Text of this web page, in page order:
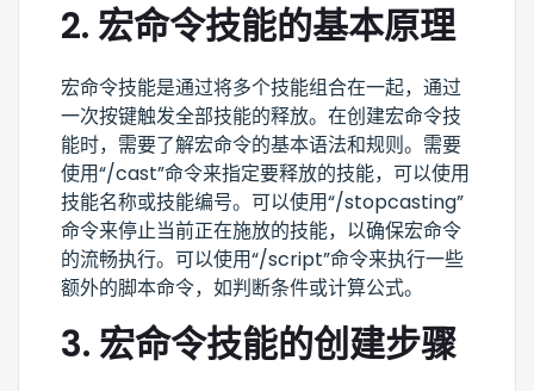
2. 宏命令技能的基本原理
宏命令技能是通过将多个技能组合在一起，通过
一次按键触发全部技能的释放。在创建宏命令技
能时，需要了解宏命令的基本语法和规则。需要
使用“/cast”命令来指定要释放的技能，可以使用
技能名称或技能编号。可以使用“/stopcasting”
命令来停止当前正在施放的技能，以确保宏命令
的流畅执行。可以使用“/script”命令来执行一些
额外的脚本命令，如判断条件或计算公式。
3. 宏命令技能的创建步骤